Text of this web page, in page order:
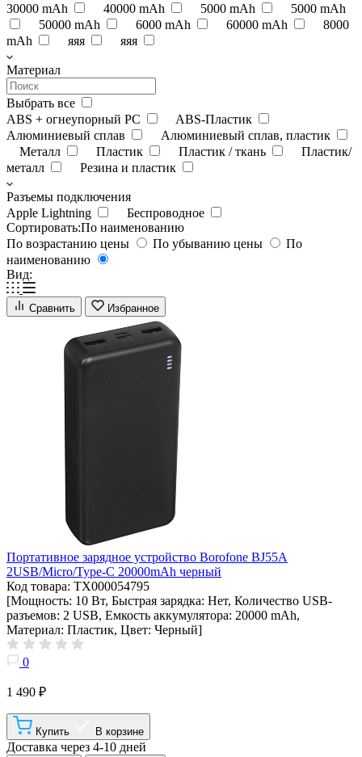
30000 mAh
40000 mAh 5000 mAh
5000 mAh
50000 mAh
6000 mAh 60000 mAh
8000
mAh
яяя яяя
Материал
Выбрать все
ABS + огнеупорный PC
ABS-Пластик
Алюминиевый сплав
Алюминиевый сплав, пластик
Металл
Пластик Пластик / ткань
Пластик/
металл
Резина и пластик
Разъемы подключения
Apple Lightning
Беспроводное
Сортировать:По наименованию
По возрастанию цены
По убыванию цены
По
наименованию
Вид:
Сравнить Избранное
Портативное зарядное устройство Borofone BJ55A
2USB/Micro/Type-C 20000mAh черный
Код товара: ТХ000054795
[Мощность: 10 Вт, Быстрая зарядка: Нет, Количество USB-
разъемов: 2 USB, Емкость аккумулятора: 20000 mAh,
Материал: Пластик, Цвет: Черный]
0
1 490 ₽
Купить В корзине
Доставка через 4-10 дней